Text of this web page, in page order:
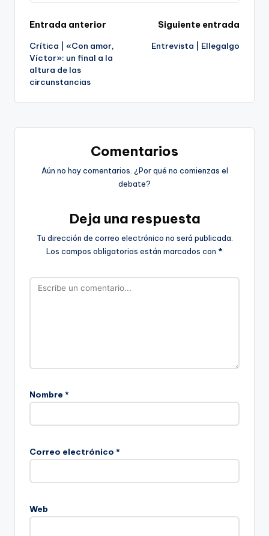
Navegación
de
entradas
Entrada anterior
Crítica | «Con amor,
Víctor»: un final a la
altura de las
circunstancias
Siguiente entrada
Entrevista | Ellegalgo
Comentarios
Aún no hay comentarios. ¿Por qué no comienzas el
debate?
Deja una respuesta
Tu dirección de correo electrónico no será publicada.
Los campos obligatorios están marcados con *
Nombre *
Correo electrónico *
Web